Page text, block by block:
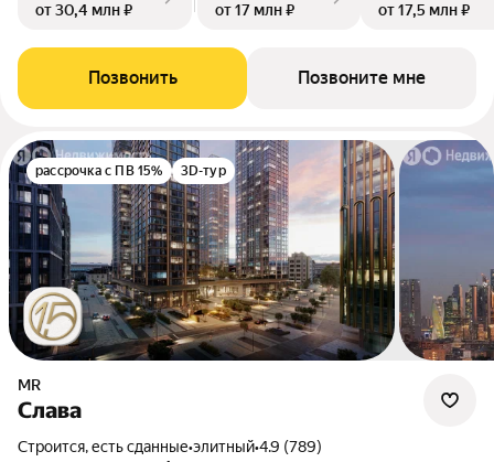
от 30,4 млн ₽
от 17 млн ₽
от 17,5 млн ₽
Позвонить Позвоните мне
рассрочка с ПВ 15% 3D-тур
MR
Слава
Строится, есть сданные•элитный•4.9 (789)